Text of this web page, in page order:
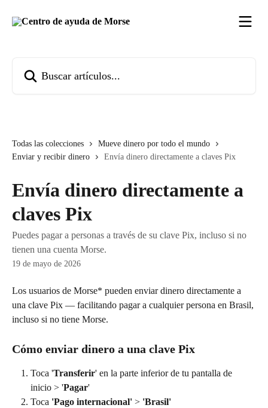
Todas las colecciones
Mueve dinero por todo el mundo
Enviar y recibir dinero
Envía dinero directamente a claves Pix
Envía dinero directamente a
claves Pix
Puedes pagar a personas a través de su clave Pix, incluso si no
tienen una cuenta Morse.
19 de mayo de 2026
Los usuarios de Morse* pueden enviar dinero directamente a
una clave Pix — facilitando pagar a cualquier persona en Brasil,
incluso si no tiene Morse.
Cómo enviar dinero a una clave Pix
Toca 'Transferir' en la parte inferior de tu pantalla de
inicio > 'Pagar'
Toca 'Pago internacional' > 'Brasil'